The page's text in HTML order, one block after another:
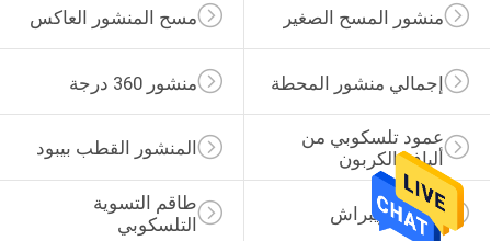
مسح المنشور العاكس منشور المسح الصغير
منشور 360 درجة إجمالي منشور المحطة
المنشور القطب بيبود
عمود تلسكوبي من
ألياف الكربون
طاقم التسوية
التلسكوبي
محول تريبراش